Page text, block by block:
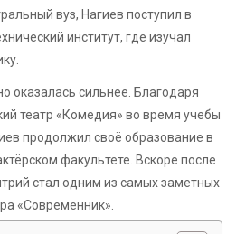
вуз, Нагиев поступил в
институт, где изучал
оказалась сильнее. Благодаря
театр «Комедия» во время учебы
продолжил своё образование в
факультете. Вскоре после
стал одним из самых заметных
«Современник».